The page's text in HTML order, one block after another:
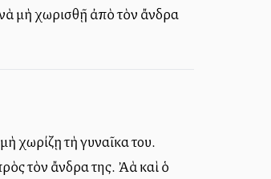
νὰ μὴ χωρισθῇ ἀπὸ τὸν ἄνδρα
χωρίζῃ τὴ γυναῖκα του.
τὸν ἄνδρα της. Ἀλλὰ καὶ ὁ